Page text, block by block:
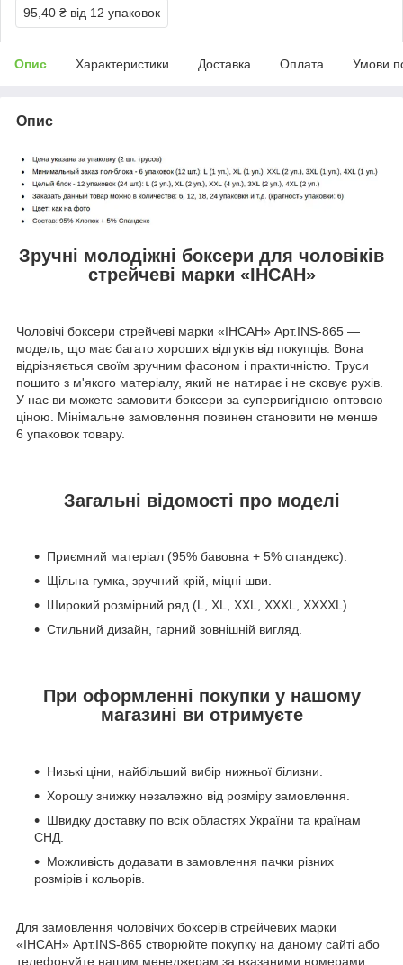
95,40 ₴ від 12 упаковок
Опис Характеристики Доставка Оплата Умови
Опис
Зручні молодіжні боксери для чоловіків
стрейчеві марки «ІНСАН»
Чоловічі боксери стрейчеві марки «ІНСАН» Арт.INS-865 —
модель, що має багато хороших відгуків від покупців. Вона
відрізняється своїм зручним фасоном і практичністю. Труси
пошито з м'якого матеріалу, який не натирає і не сковує рухів.
У нас ви можете замовити боксери за супервигідною оптовою
ціною. Мінімальне замовлення повинен становити не менше
6 упаковок товару.
Загальні відомості про моделі
Приємний матеріал (95% бавовна + 5% спандекс).
Щільна гумка, зручний крій, міцні шви.
Широкий розмірний ряд (L, XL, XXL, XXXL, XXXXL).
Стильний дизайн, гарний зовнішній вигляд.
При оформленні покупки у нашому
магазині ви отримуєте
Низькі ціни, найбільший вибір нижньої білизни.
Хорошу знижку незалежно від розміру замовлення.
Швидку доставку по всіх областях України та країнам
СНД.
Можливість додавати в замовлення пачки різних
розмірів і кольорів.
Для замовлення чоловічих боксерів стрейчевих марки
«ІНСАН» Арт.INS-865 створюйте покупку на даному сайті або
телефонуйте нашим менеджерам за вказаними номерами